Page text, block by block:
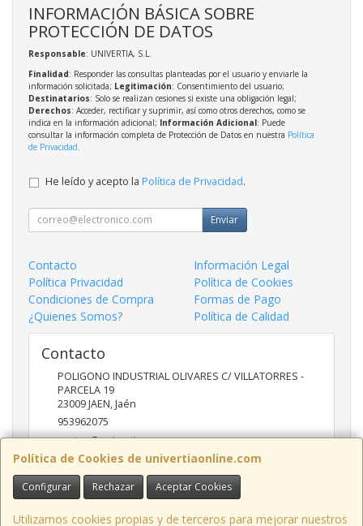
Política de Cookies de univertiaonline.com
Configurar Rechazar Aceptar Cookies
Utilizamos cookies propias y de terceros para mejorar nuestros
INFORMACIÓN BÁSICA SOBRE
PROTECCIÓN DE DATOS
Responsable: UNIVERTIA, S.L.
Finalidad: Responder las consultas planteadas por el usuario y enviarle la
información solicitada; Legitimación: Consentimiento del usuario;
Destinatarios: Solo se realizan cesiones si existe una obligación legal;
Derechos: Acceder, rectificar y suprimir, así como otros derechos, como se
indica en la información adicional; Información Adicional: Puede
consultar la información completa de Protección de Datos en nuestra Política
de Privacidad
He leído y acepto la Política de Privacidad.
Enviar
Contacto
Información Legal
Política Privacidad
Política de Cookies
Condiciones de Compra
Formas de Pago
¿Quienes Somos?
Política de Calidad
Contacto
POLIGONO INDUSTRIAL OLIVARES C/ VILLATORRES -
PARCELA 19
23009JAEN,Jaén
953962075
ventas@univertia.es
Horario
09:30 -14:00 Y 16:30- 20:00 HORAS